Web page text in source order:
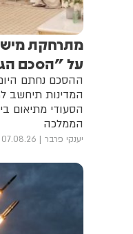
מתרחקת
על "הסכם
ההסכם נחתם
המדינות תיחשב
הסעודי מתיאום
הממלכה
יענקי פרבר 07.08.26